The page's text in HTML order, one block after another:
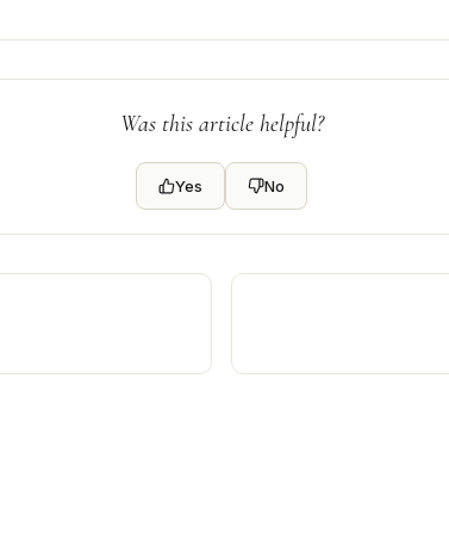
Was this article helpful?
Yes No